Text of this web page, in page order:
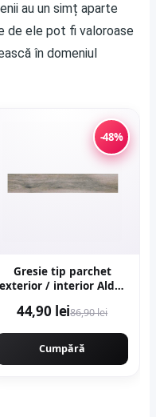
au un simț aparte
de ele pot fi valoroase
în domeniul
-48%
Gresie tip parchet
exterior / interior Alder
portelanata
44,90 lei86,90 lei
Cumpără